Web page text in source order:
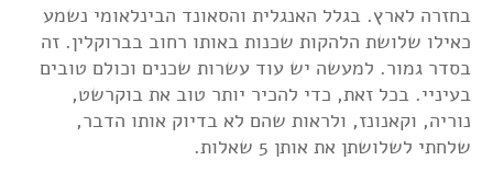
בחזרה לארץ. בגלל האנגלית והסאונד הבינלאומי נשמע
כאילו שלושת הלהקות שכנות באותו רחוב בברוקלין. זה
בסדר גמור. למעשה יש עוד עשרות שכנים וכולם טובים
בעיניי. בכל זאת, כדי להכיר יותר טוב את בוקרשט,
נוריה, וקאנונז, ולראות שהם לא בדיוק אותו הדבר,
שלחתי לשלושתן את אותן 5 שאלות.